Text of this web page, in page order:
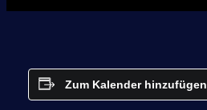
Zum Kalender hinzufügen